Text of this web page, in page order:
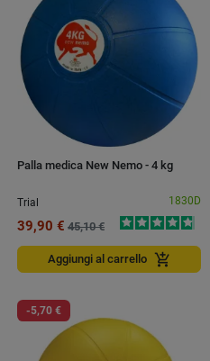
Palla medica New Nemo - 4 kg
Trial 1830D
39,90 € 45,10 €
Aggiungi al carrello add_shopping_cart
-5,70 €